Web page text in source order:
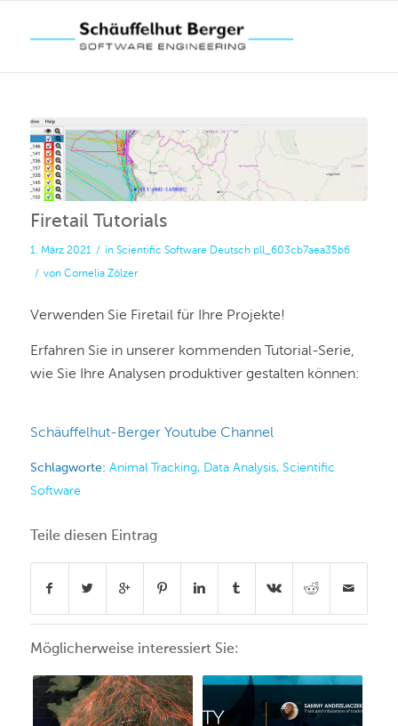
Firetail Tutorials
1. März 2021 / in Scientific Software Deutsch pll_603cb7aea35b6
/ von Cornelia Zölzer
Verwenden Sie Firetail für Ihre Projekte!
Erfahren Sie in unserer kommenden Tutorial-Serie,
wie Sie Ihre Analysen produktiver gestalten können:
Schäuffelhut-Berger Youtube Channel
Schlagworte: Animal Tracking, Data Analysis, Scientific
Software
Teile diesen Eintrag
Möglicherweise interessiert Sie: